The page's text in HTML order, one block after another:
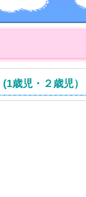
歳児・２歳児）